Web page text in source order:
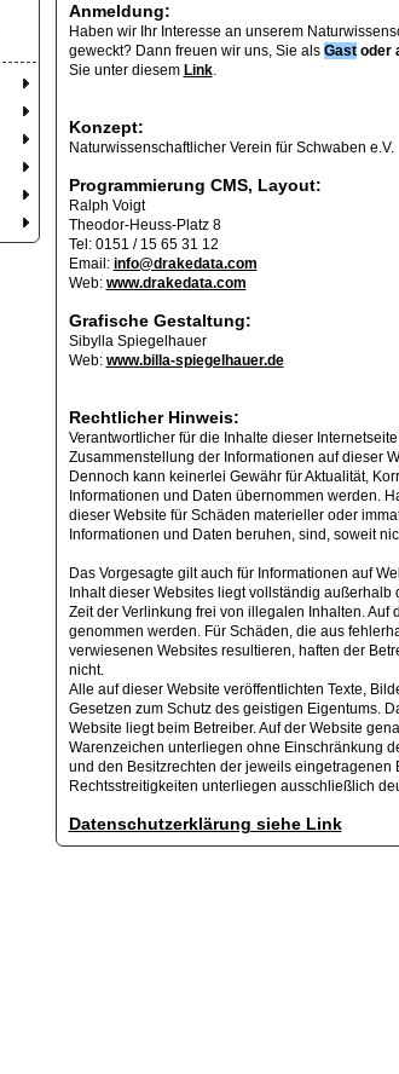
Anmeldung:
Haben wir Ihr Interesse an unserem
geweckt? Dann freuen wir uns, Sie als Gastoder
Sie unter diesem Link.
Konzept:
Naturwissenschaftlicher Verein für Schwaben e.V.
Programmierung CMS, Layout:
Ralph Voigt
Theodor-Heuss-Platz 8
Tel: 0151 / 15 65 31 12
Email: info@drakedata.com
Web: www.drakedata.com
Grafische Gestaltung:
Sibylla Spiegelhauer
Web: www.billa-spiegelhauer.de
Rechtlicher Hinweis:
Verantwortlicher für die Inhalte dieser
Zusammenstellung der Informationen auf dieser
Dennoch kann keinerlei Gewähr für Aktualität,
Informationen und Daten übernommen werden.
dieser Website für Schäden materieller oder
Informationen und Daten beruhen, sind, soweit
Das Vorgesagte gilt auch für Informationen auf
Inhalt dieser Websites liegt vollständig
Zeit der Verlinkung frei von illegalen Inhalten.
genommen werden. Für Schäden, die aus
verwiesenen Websites resultieren, haften der
nicht.
Alle auf dieser Website veröffentlichten Texte,
Gesetzen zum Schutz des geistigen Eigentums.
Website liegt beim Betreiber. Auf der Website
Warenzeichen unterliegen ohne Einschränkung
und den Besitzrechten der jeweils eingetragenen
Rechtsstreitigkeiten unterliegen ausschließlich
Datenschutzerklärung siehe Link